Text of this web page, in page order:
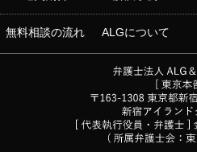
無料相談の流れ ALGについて